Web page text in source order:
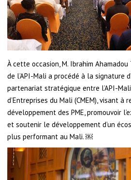
À cette occasion, M. Ibrahim
de l’API-Mali a procédé à la signature
partenariat stratégique entre l’API-
d’Entreprises du Mali (CMEM), visant à
développement des PME, promouvoir
et soutenir le développement d’un
plus performant au Mali. ￼